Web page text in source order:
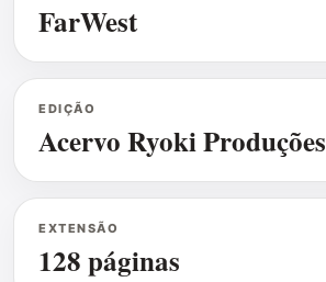
FarWest
EDIÇÃO
Acervo Ryoki Produções
EXTENSÃO
128 páginas